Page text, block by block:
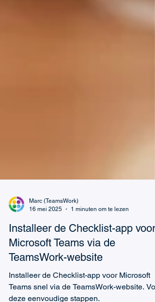
16 mei 2025
1 minuten om te lezen
Installeer de Checklist-app voor
Microsoft Teams via de
TeamsWork-website
Installeer de Checklist-app voor Microsoft